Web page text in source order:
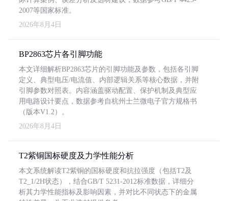
2007等国家标准。
2026年8月4日
BP2863芯片各引脚功能
本文详细解析BP2863芯片的引脚功能及参数，包括各引脚
定义、典型电压/电流值、内部逻辑关系等核心数据，并附
引脚参数对照表。内容涵盖驱动配置、保护机制及典型应
用电路设计要点，数据参考自杭州士兰微电子官方规格书
（版本V1.2）。
2026年8月4日
T2紫铜国标硬度及力学性能分析
本文系统解读T2紫铜的国标硬度和抗拉强度（包括T2及
T2_1/2H状态），结合GB/T 5231-2012标准数据，详细分
析其力学性能指标及影响因素，并对比不同状态下的金属